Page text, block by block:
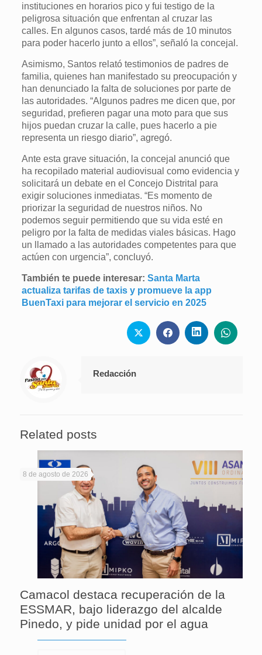
instituciones en horarios pico y fui testigo de la
peligrosa situación que enfrentan al cruzar las
calles. En algunos casos, tardé más de 10 minutos
para poder hacerlo junto a ellos”, señaló la concejal.
Asimismo, Santos relató testimonios de padres de
familia, quienes han manifestado su preocupación y
han denunciado la falta de soluciones por parte de
las autoridades. “Algunos padres me dicen que, por
seguridad, prefieren pagar una moto para que sus
hijos puedan cruzar la calle, pues hacerlo a pie
representa un riesgo diario”, agregó.
Ante esta grave situación, la concejal anunció que
ha recopilado material audiovisual como evidencia y
solicitará un debate en el Concejo Distrital para
exigir soluciones inmediatas. “Es momento de
priorizar la seguridad de nuestros niños. No
podemos seguir permitiendo que su vida esté en
peligro por la falta de medidas viales básicas. Hago
un llamado a las autoridades competentes para que
actúen con urgencia”, concluyó.
También te puede interesar: Santa Marta
actualiza tarifas de taxis y promueve la app
BuenTaxi para mejorar el servicio en 2025
Redacción
Related posts
8 de agosto de 2026
Camacol destaca recuperación de la
ESSMAR, bajo liderazgo del alcalde
Pinedo, y pide unidad por el agua